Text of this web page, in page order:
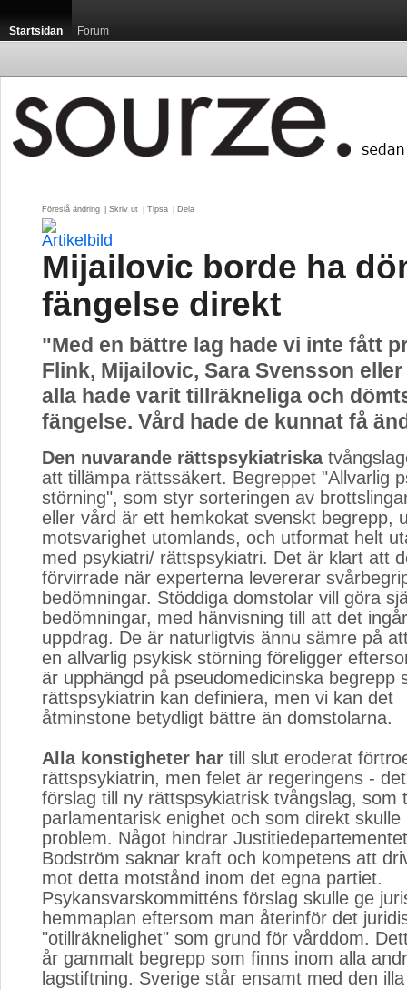
Startsidan Forum
Föreslå ändring Skriv ut Tipsa Dela
Mijailovic borde ha
fängelse direkt
"Med en bättre lag hade vi inte fått
Flink, Mijailovic, Sara Svensson
alla hade varit tillräkneliga och
fängelse. Vård hade de kunnat få
Den nuvarande rättspsykiatriska
att tillämpa rättssäkert. Begreppet "Allvarlig
störning", som styr sorteringen av
eller vård är ett hemkokat svenskt begrepp,
motsvarighet utomlands, och utformat helt
med psykiatri/ rättspsykiatri. Det är klart att
förvirrade när experterna levererar
bedömningar. Stöddiga domstolar vill göra
bedömningar, med hänvisning till att det
uppdrag. De är naturligtvis ännu sämre på
en allvarlig psykisk störning föreligger
är upphängd på pseudomedicinska begrepp
rättspsykiatrin kan definiera, men vi kan det
åtminstone betydligt bättre än domstolarna.
Alla konstigheter har till slut eroderat
rättspsykiatrin, men felet är regeringens -
förslag till ny rättspsykiatrisk tvångslag, som
parlamentarisk enighet och som direkt skulle
problem. Något hindrar
Bodström saknar kraft och kompetens att
mot detta motstånd inom det egna partiet.
Psykansvarskommitténs förslag skulle ge
hemmaplan eftersom man återinför det
"otillräknelighet" som grund för vårddom.
år gammalt begrepp som finns inom alla
lagstiftning. Sverige står ensamt med den